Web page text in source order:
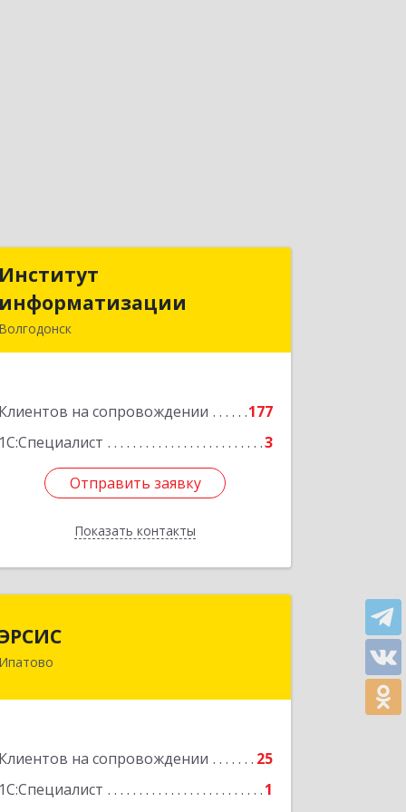
Институт
информатизации
Волгодонск
Клиентов на сопровождении
177
1С:Специалист
3
Отправить заявку
Показать контакты
информатизации
Подробнее
Отправить заявку
Назад
Ипатово
Клиентов на сопровождении
25
1С:Специалист
1
356630, Ставропольский край, М.О.
Подробнее